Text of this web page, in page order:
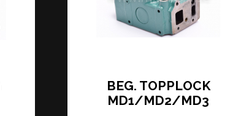
BEG. TOPPLOCK
MD1/MD2/MD3